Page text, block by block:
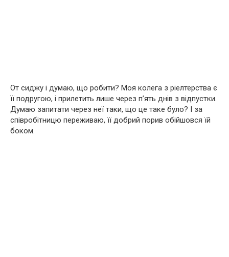
От сиджу і думаю, що робити? Моя колега з ріелтерства є
її подругою, і прилетить лише через п’ять днів з відпустки.
Думаю запитати через неї таки, що це таке було? І за
співробітницю переживаю, її добрий порив обійшовся їй
боком.